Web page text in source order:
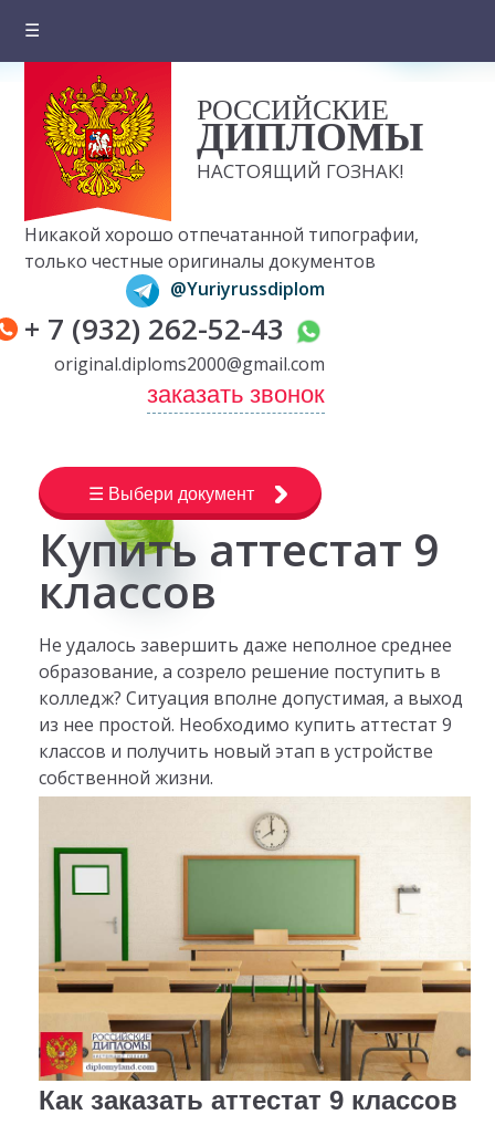
☰
О компании
Цены на документы
Вопросы и ответы
Отзывы клиентов
Оплата и доставка
Контакты
РОССИЙСКИЕ
ДИПЛОМЫ
НАСТОЯЩИЙ ГОЗНАК!
Никакой хорошо отпечатанной типографии,
только честные оригиналы документов
@Yuriyrussdiplom
+ 7 (932) 262-52-43
original.diploms2000@gmail.com
заказать звонок
☰ Выбери документ
Купить аттестат 9
классов
Не удалось завершить даже неполное среднее
образование, а созрело решение поступить в
колледж? Ситуация вполне допустимая, а выход
из нее простой. Необходимо купить аттестат 9
классов и получить новый этап в устройстве
собственной жизни.
Как заказать аттестат 9 классов